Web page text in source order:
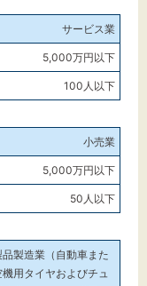
サービス業
5,000万円以下
100人以下
小売業
5,000万円以下
50人以下
品製造業（自動車また
機用タイヤおよびチュ